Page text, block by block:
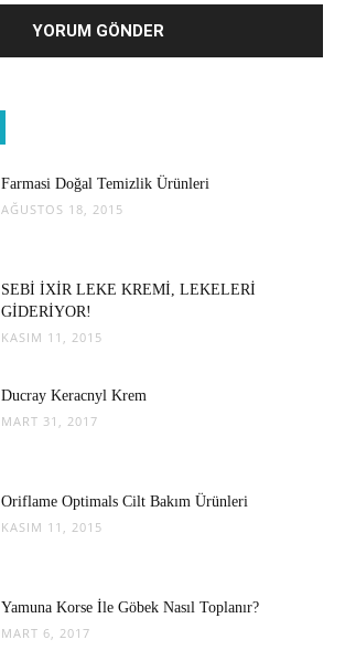
Farmasi Doğal Temizlik Ürünleri
AĞUSTOS 18, 2015
SEBİ İXİR LEKE KREMİ, LEKELERİ
GİDERİYOR!
KASIM 11, 2015
Ducray Keracnyl Krem
MART 31, 2017
Oriflame Optimals Cilt Bakım Ürünleri
KASIM 11, 2015
Yamuna Korse İle Göbek Nasıl Toplanır?
MART 6, 2017